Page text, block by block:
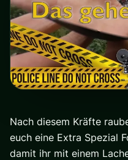
Nach diesem Kräfte
euch eine Extra Spezial
damit ihr mit einem